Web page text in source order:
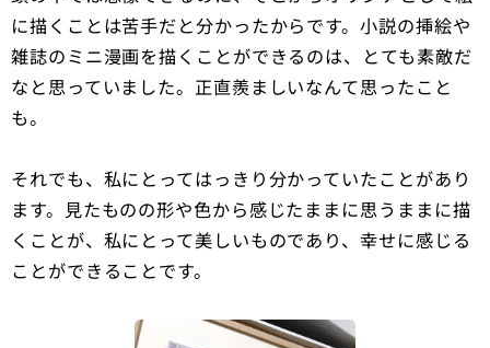
に描くことは苦手だと分かったからです。小説の挿絵や
雑誌のミニ漫画を描くことができるのは、とても素敵だ
なと思っていました。正直羨ましいなんて思ったこと
も。
それでも、私にとってはっきり分かっていたことがあり
ます。見たものの形や色から感じたままに思うままに描
くことが、私にとって美しいものであり、幸せに感じる
ことができることです。